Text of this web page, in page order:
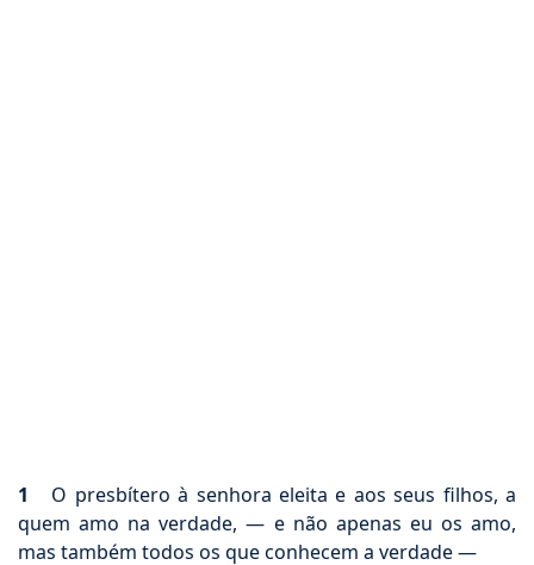
1 O presbítero à senhora eleita e aos seus filhos, a
quem amo na verdade, — e não apenas eu os amo,
mas também todos os que conhecem a verdade —